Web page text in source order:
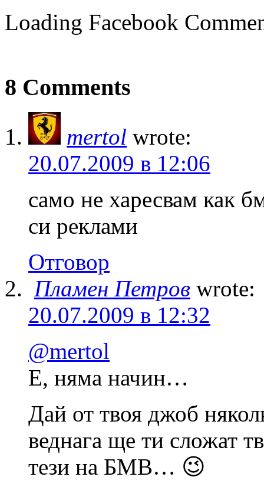
Loading Facebook
8 Comments
mertol wrote:
20.07.2009 в 12:06
само не харесвам как
си реклами
Отговор
Пламен Петров wrote:
20.07.2009 в 12:32
@mertol
Е, няма начин…
Дай от твоя джоб
веднага ще ти сложат
тези на БМВ… 😉